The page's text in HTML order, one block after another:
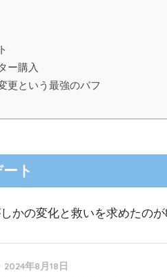
ー購入
更という最強のバフ
ト
かの変化と救いを求めたのが
2024年8月18日